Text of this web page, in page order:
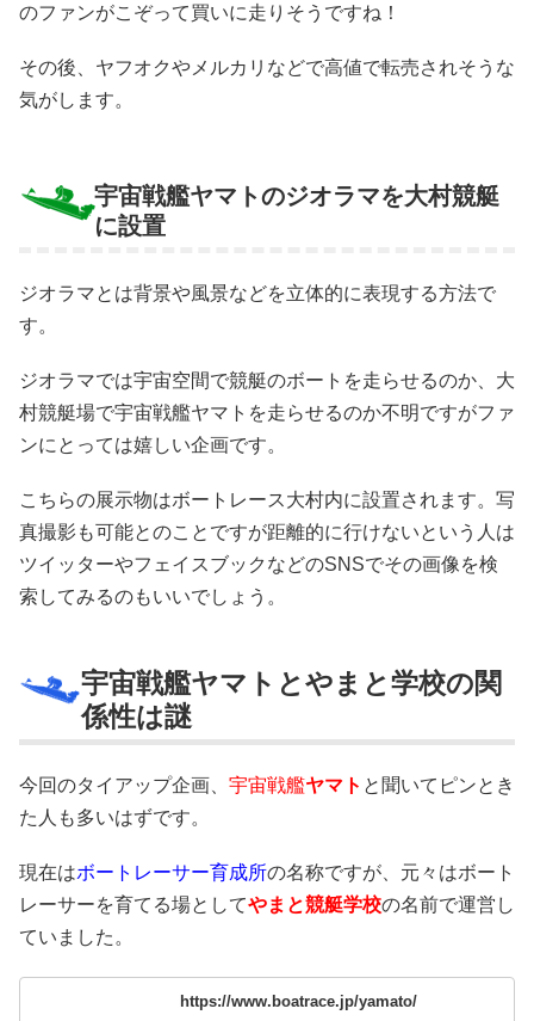
のファンがこぞって買いに走りそうですね！
その後、ヤフオクやメルカリなどで高値で転売されそうな
気がします。
宇宙戦艦ヤマトのジオラマを大村競艇
に設置
ジオラマとは背景や風景などを立体的に表現する方法で
す。
ジオラマでは宇宙空間で競艇のボートを走らせるのか、大
村競艇場で宇宙戦艦ヤマトを走らせるのか不明ですがファ
ンにとっては嬉しい企画です。
こちらの展示物はボートレース大村内に設置されます。写
真撮影も可能とのことですが距離的に行けないという人は
ツイッターやフェイスブックなどのSNSでその画像を検
索してみるのもいいでしょう。
宇宙戦艦ヤマトとやまと学校の関
係性は謎
今回のタイアップ企画、 宇宙戦艦ヤマト と聞いてピンとき
た人も多いはずです。
現在はボートレーサー育成所の名称ですが、元々はボート
レーサーを育てる場としてやまと競艇学校の名前で運営し
ていました。
https://www.boatrace.jp/yamato/